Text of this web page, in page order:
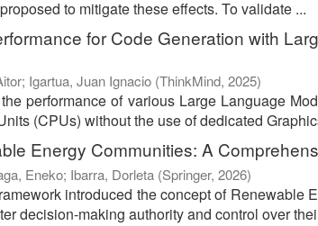
to mitigate these effects. To validate ...
for Code Generation with
; Igartua, Juan Ignacio (ThinkMind, 2025)
performance of various Large Language
(CPUs) without the use of dedicated
Energy Communities: A
Eneko; Ibarra, Dorleta (Springer, 2026)
introduced the concept of Renewable
decision-making authority and control over